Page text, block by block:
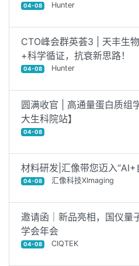
04-08 Hunter
CTO峰会群英荟3 | 天丰生
+科学循证，抗衰新思路！
04-08 Hunter
圆满收官 | 高通量蛋白质组
大生科院站】
04-08
材料研发|汇像带您迈入
04-08 汇像科技XImaging
邀请函｜新品亮相，国仪量
学会年会
04-08 CIQTEK